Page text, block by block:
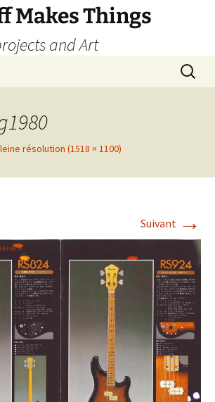
Makes Things
and Art
résolution (1518 × 1100)
Suivant →